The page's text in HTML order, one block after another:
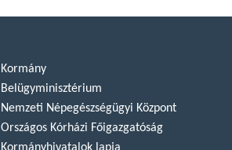
Kormány
Belügyminisztérium
Nemzeti Népegészségügyi Központ
Országos Kórházi Főigazgatóság